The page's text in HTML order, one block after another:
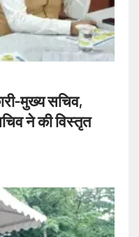
मुख्य सचिव,
ने की विस्तृत